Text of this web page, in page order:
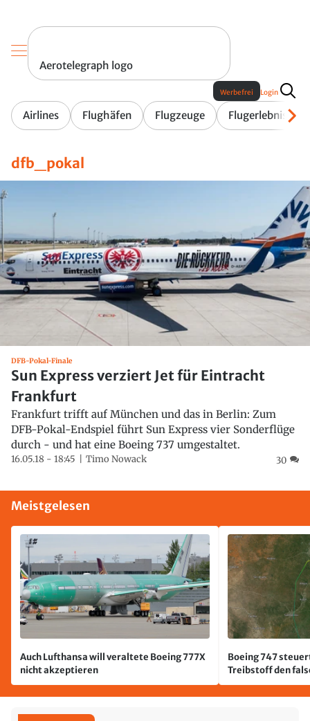
Aerotelegraph logo
Airlines Flughäfen Flugzeuge Flugerlebnis
Werbefrei Login
dfb_pokal
DFB-Pokal-Finale
Sun Express verziert Jet für Eintracht
Frankfurt
Frankfurt trifft auf München und das in Berlin: Zum
DFB-Pokal-Endspiel führt Sun Express vier Sonderflüge
durch - und hat eine Boeing 737 umgestaltet.
16.05.18 - 18:45 Timo Nowack 30
Meistgelesen
Auch Lufthansa will veraltete Boeing 777X
nicht akzeptieren
Boeing 747
Treibstoff den